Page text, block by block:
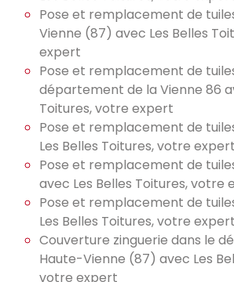
Pose et remplacement de
Vienne (87) avec Les Belles
expert
Pose et remplacement de
département de la Vienne 86
Toitures, votre expert
Pose et remplacement de
Les Belles Toitures, votre expert
Pose et remplacement de
avec Les Belles Toitures, votre
Pose et remplacement de
Les Belles Toitures, votre expert
Couverture zinguerie dans le
Haute-Vienne (87) avec Les
votre expert